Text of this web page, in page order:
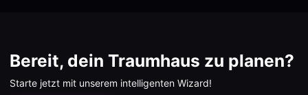
Bereit, dein Traumhaus zu planen?
Starte jetzt mit unserem intelligenten Wizard!